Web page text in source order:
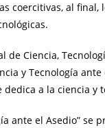
coercitivas, al final,
Ciencia,
y Tecnología
a la ciencia y
ante el Asedio” se